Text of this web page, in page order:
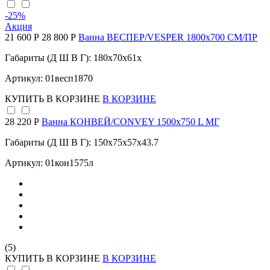
-25%
Акция
21 600 Р 28 800 Р Ванна ВЕСПЕР/VESPER 1800х700 СМ/ПР
Габариты (Д Ш В Г): 180x70x61x
Артикул: 01весп1870
КУПИТЬ В КОРЗИНЕ В КОРЗИНЕ
28 220 Р Ванна КОНВЕЙ/CONVEY 1500х750 L МГ
Габариты (Д Ш В Г): 150x75x57x43.7
Артикул: 01кон1575л
(5)
КУПИТЬ В КОРЗИНЕ В КОРЗИНЕ